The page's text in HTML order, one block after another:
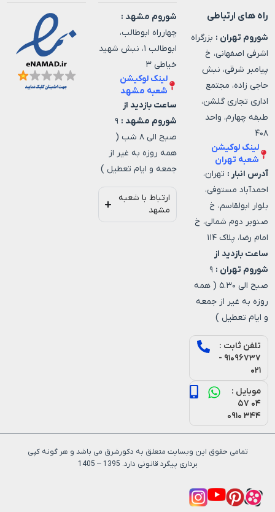
راه های ارتباطی
شوروم تهران : بزرگراه
اشرفی اصفهانی، خ
پیامبر شرقی، نبش
حاجی زاده، مجتمع
اداری تجاری گلشن،
طبقه چهارم، واحد
۴۰۸
لینک لوکیشن
شعبه تهران
آدرس انبار : تهران،
احمدآباد مستوفی،
بلوار ابولقاسم، خ
صنوبر دوم شمالی، خ
امام رضا، پلاک ۱۱۴
ساعت بازدید از
شوروم تهران : ۹
صبح الی ۵.۳۰ ( همه
روزه به غیر از جمعه
و ایام تعطیل )
تلفن ثابت :
۹۱۰۹۶۷۳۷ -
۰۲۱
موبایل :
۰۴ ۵۷
۳۴۴ ۰۹۱۰
شوروم مشهد :
چهارراه ابوطالب،
ابوطالب ۱، نبش شهید
خیاطی ۳
لینک لوکیشن
شعبه مشهد
ساعت بازدید از
شوروم مشهد : ۹
صبح الی ۸ شب (
همه روزه به غیر از
جمعه و ایام تعطیل )
ارتباط با شعبه
مشهد
تمامی حقوق این وبسایت متعلق به دکورشرق می باشد و هر گونه کپی
برداری پیگرد قانونی دارد. 1395 – 1405